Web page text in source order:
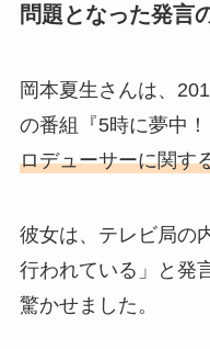
問題となった発言
岡本夏生さんは、
の番組『5時に夢中！
ロデューサーに関す
彼女は、テレビ局の
行われている」と発
驚かせました。